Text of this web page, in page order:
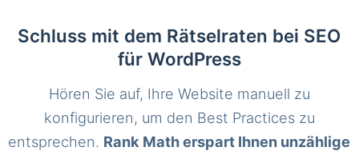
Schluss mit dem Rätselraten bei SEO
für WordPress
Hören Sie auf, Ihre Website manuell zu
konfigurieren, um den Best Practices zu
entsprechen. Rank Math erspart Ihnen unzählige